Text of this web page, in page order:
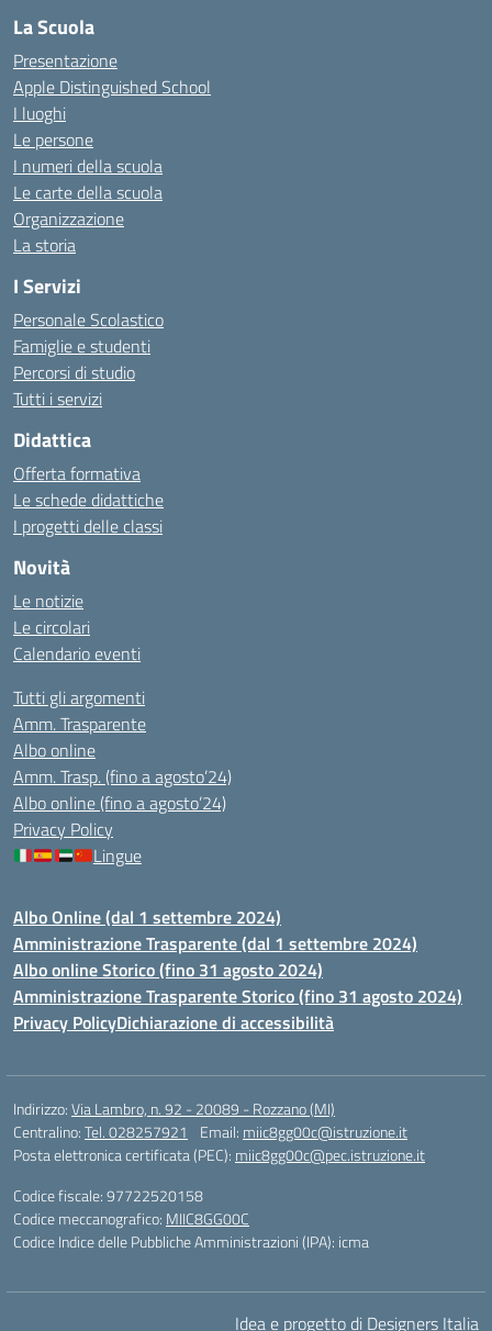
La Scuola
Presentazione
Apple Distinguished School
I luoghi
Le persone
I numeri della scuola
Le carte della scuola
Organizzazione
La storia
I Servizi
Personale Scolastico
Famiglie e studenti
Percorsi di studio
Tutti i servizi
Didattica
Offerta formativa
Le schede didattiche
I progetti delle classi
Novità
Le notizie
Le circolari
Calendario eventi
Tutti gli argomenti
Amm. Trasparente
Albo online
Amm. Trasp. (fino a agosto’24)
Albo online (fino a agosto’24)
Privacy Policy
Lingue
Albo Online (dal 1 settembre 2024)
Amministrazione Trasparente (dal 1 settembre 2024)
Albo online Storico (fino 31 agosto 2024)
Amministrazione Trasparente Storico (fino 31 agosto 2024)
Privacy PolicyDichiarazione di accessibilità
Indirizzo:Via Lambro, n. 92 - 20089 - Rozzano (MI)
Centralino:Tel. 028257921 Email: miic8gg00c@istruzione.it
Posta elettronica certificata (PEC): miic8gg00c@pec.istruzione.it
Codice fiscale: 97722520158
Codice meccanografico: MIIC8GG00C
Codice Indice delle Pubbliche Amministrazioni (IPA): icma
Idea e progetto di Designers Italia